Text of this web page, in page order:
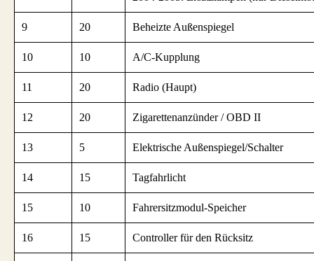
9 20 Beheizte Außenspiegel
10 10 A/C-Kupplung
11 20 Radio (Haupt)
12 20 Zigarettenanzünder / OBD II
13 5 Elektrische Außenspiegel/Schalter
14 15 Tagfahrlicht
15 10 Fahrersitzmodul-Speicher
16 15 Controller für den Rücksitz